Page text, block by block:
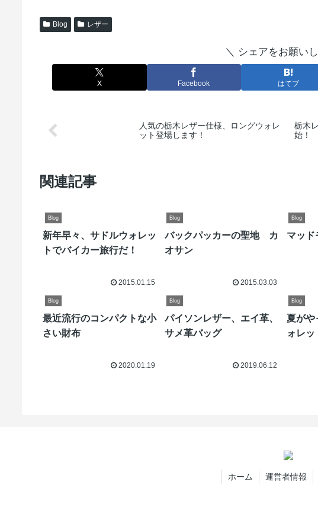
Blog レザー
＼ シェアをお願い
X Facebook はてブ
人気の栃木レザー仕様、ロングウォレ
ット登場します！
栃木
始！
関連記事
Blog
新年早々、サドルウォレッ
トでバイカー旅行だ！
2015.01.15
Blog
バックパッカーの聖地 カ
オサン
2015.03.03
Blog
マッド
Blog
最近流行のコンパクトな小
さい財布
2020.01.19
Blog
パイソンレザー、エイ革、
サメ革バッグ
2019.06.12
Blog
夏がや
ォレ
ホーム 運営者情報